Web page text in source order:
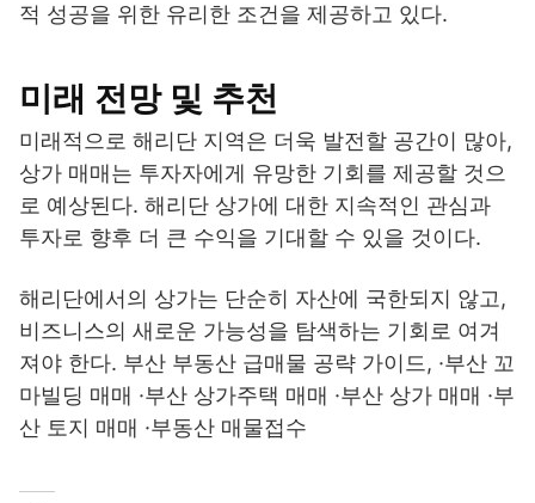
적 성공을 위한 유리한 조건을 제공하고 있다.
미래 전망 및 추천
미래적으로 해리단 지역은 더욱 발전할 공간이 많아,
상가 매매는 투자자에게 유망한 기회를 제공할 것으
로 예상된다. 해리단 상가에 대한 지속적인 관심과
투자로 향후 더 큰 수익을 기대할 수 있을 것이다.
해리단에서의 상가는 단순히 자산에 국한되지 않고,
비즈니스의 새로운 가능성을 탐색하는 기회로 여겨
져야 한다. 부산 부동산 급매물 공략 가이드, ·부산 꼬
마빌딩 매매 ·부산 상가주택 매매 ·부산 상가 매매 ·부
산 토지 매매 ·부동산 매물접수